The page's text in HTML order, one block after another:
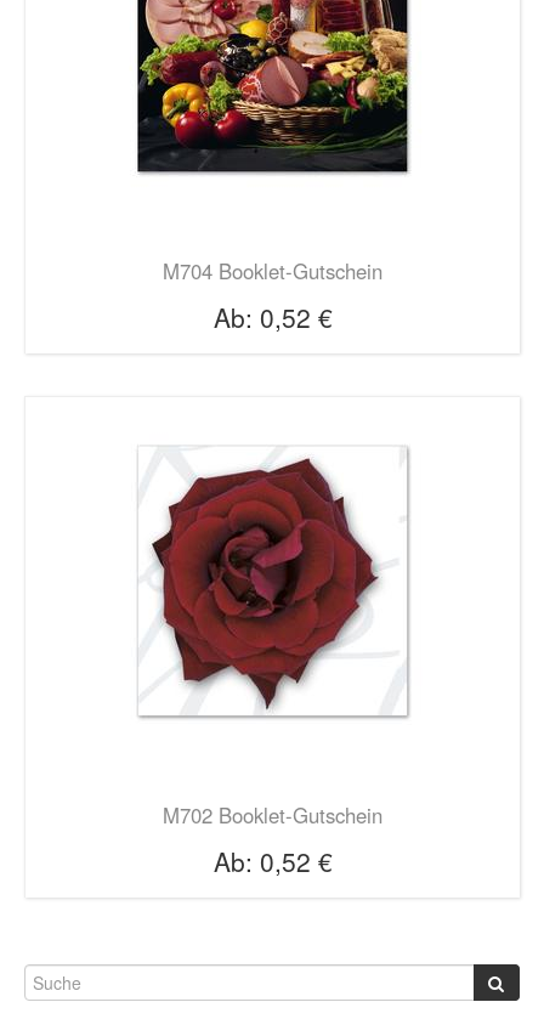
M704 Booklet-Gutschein
Ab: 0,52 €
M702 Booklet-Gutschein
Ab: 0,52 €